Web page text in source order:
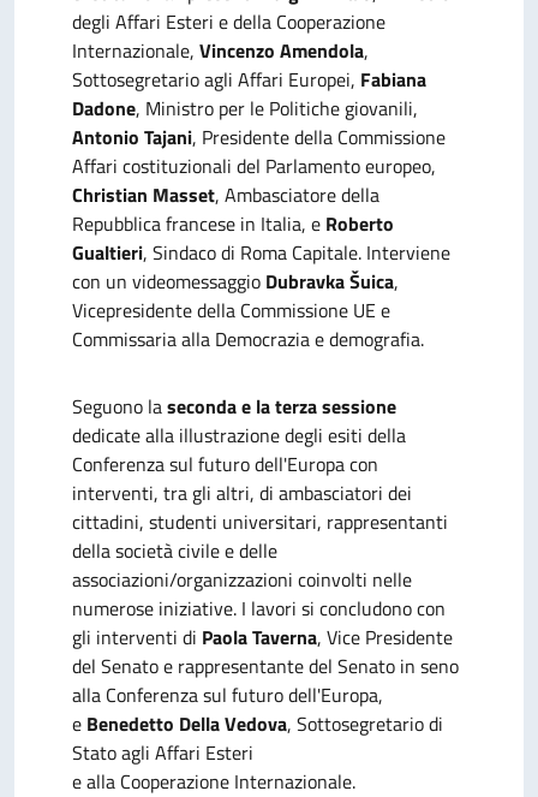
degli Affari Esteri e della Cooperazione
Internazionale, Vincenzo Amendola,
Sottosegretario agli Affari Europei, Fabiana
Dadone, Ministro per le Politiche giovanili,
Antonio Tajani, Presidente della Commissione
Affari costituzionali del Parlamento europeo,
Christian Masset, Ambasciatore della
Repubblica francese in Italia, e Roberto
Gualtieri, Sindaco di Roma Capitale. Interviene
con un videomessaggio Dubravka Šuica,
Vicepresidente della Commissione UE e
Commissaria alla Democrazia e demografia.
Seguono laseconda e la terza sessione
dedicate alla illustrazione degli esiti della
Conferenza sul futuro dell'Europa con
interventi, tra gli altri, di ambasciatori dei
cittadini, studenti universitari, rappresentanti
della società civile e delle
associazioni/organizzazioni coinvolti nelle
numerose iniziative. I lavori si concludono con
gli interventi di Paola Taverna, Vice Presidente
del Senato e rappresentante del Senato in seno
alla Conferenza sul futuro dell'Europa,
e Benedetto Della Vedova, Sottosegretario di
Stato agli Affari Esteri
e alla Cooperazione Internazionale.